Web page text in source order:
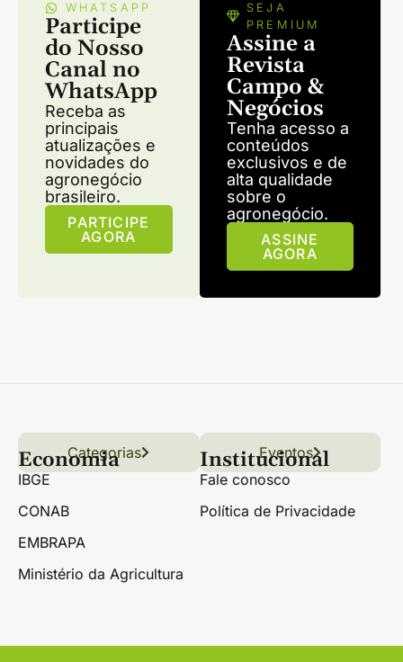
WHATSAPP
Participe
do Nosso
Canal no
WhatsApp
Receba as
principais
atualizações e
novidades do
agronegócio
brasileiro.
PARTICIPE
AGORA
SEJA
PREMIUM
Assine a
Revista
Campo &
Negócios
Tenha acesso a
conteúdos
exclusivos e de
alta qualidade
sobre o
agronegócio.
ASSINE
AGORA
Links úteis
Conteúdo Grãos
Florestas Hortifrúti
Categorias Eventos
Economia
IBGE
CONAB
EMBRAPA
Ministério da Agricultura
Institucional
Fale conosco
Política de Privacidade